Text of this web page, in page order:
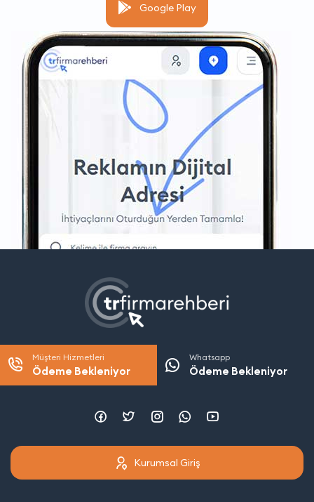
Google Play
Müşteri Hizmetleri
Ödeme Bekleniyor
Whatsapp
Ödeme Bekleniyor
Kurumsal Giriş